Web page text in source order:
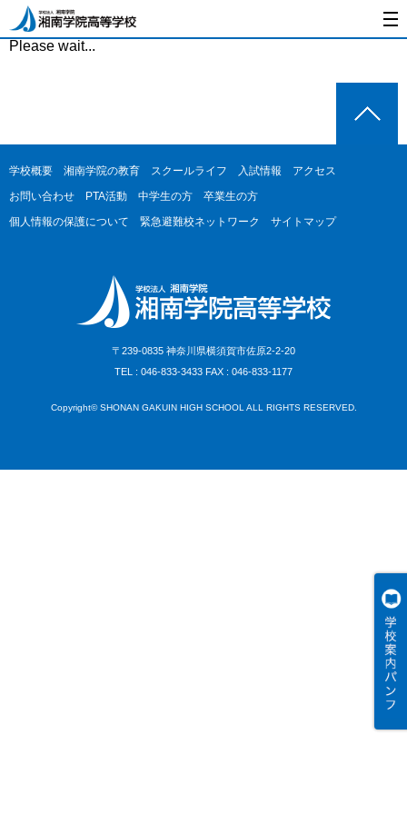
Please wait...
学校概要 湘南学院の教育 スクールライフ 入試情報
アクセス
お問い合わせ
PTA活動 中学生の方
卒業生の方
個人情報の保護について
緊急避難校ネットワーク サイトマップ
〒239-0835 神奈川県横須賀市佐原2-2-20
TEL : 046-833-3433 FAX : 046-833-1177
Copyright© SHONAN GAKUIN HIGH SCHOOL ALL RIGHTS RESERVED.